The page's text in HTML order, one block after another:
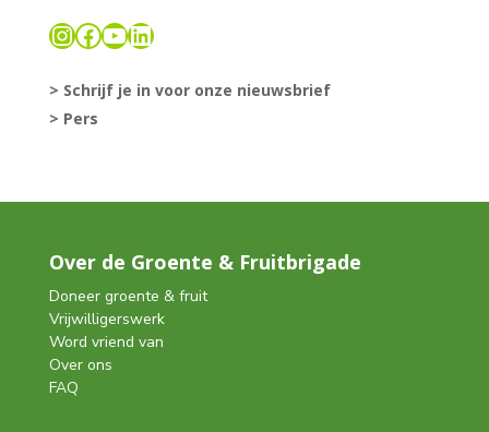
Instagram
Facebook
YouTube
LinkedIn
> Schrijf je in voor onze nieuwsbrief
> Pers
Over de Groente & Fruitbrigade
Doneer groente & fruit
Vrijwilligerswerk
Word vriend van
Over ons
FAQ